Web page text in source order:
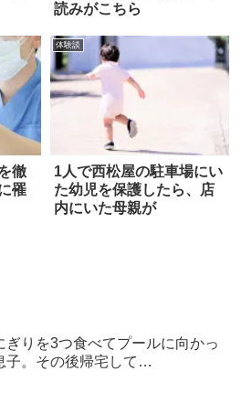
読みがこちら
徹
罹
体験談
1人で西松屋の駐車場にい
た幼児を保護したら、店
内にいた母親が
ぎりを3つ食べてプールに向かっ
子。その後帰宅して…